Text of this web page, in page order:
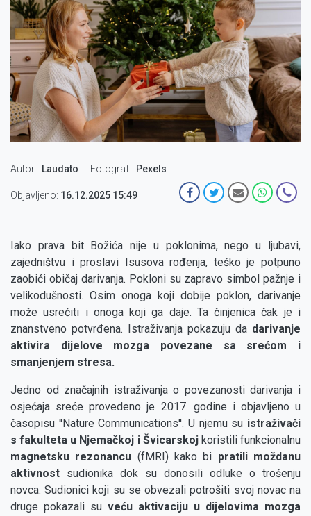
Autor Laudato Fotograf Pexels
Objavljeno: 16.12.2025 15:49
Iako prava bit Božića nije u poklonima, nego u ljubavi,
zajedništvu i proslavi Isusova rođenja, teško je potpuno
zaobići običaj darivanja. Pokloni su zapravo simbol pažnje i
velikodušnosti. Osim onoga koji dobije poklon, darivanje
može usrećiti i onoga koji ga daje. Ta činjenica čak je i
znanstveno potvrđena. Istraživanja pokazuju da darivanje
aktivira dijelove mozga povezane sa srećom i
smanjenjem stresa.
Jedno od značajnih istraživanja o povezanosti darivanja i
osjećaja sreće provedeno je 2017. godine i objavljeno u
časopisu ''Nature Communications''. U njemu su istraživači
s fakulteta u Njemačkoj i Švicarskojkoristili funkcionalnu
magnetsku rezonancu (fMRI) kako bi pratili moždanu
aktivnost sudionika dok su donosili odluke o trošenju
novca. Sudionici koji su se obvezali potrošiti svoj novac na
druge pokazali su veću aktivaciju u dijelovima mozga